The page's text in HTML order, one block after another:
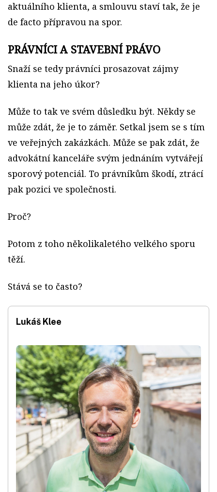
aktuálního klienta, a smlouvu staví tak, že je
de facto přípravou na spor.
PRÁVNÍCI A STAVEBNÍ PRÁVO
Snaží se tedy právníci prosazovat zájmy
klienta na jeho úkor?
Může to tak ve svém důsledku být. Někdy se
může zdát, že je to záměr. Setkal jsem se s tím
ve veřejných zakázkách. Může se pak zdát, že
advokátní kanceláře svým jednáním vytvářejí
sporový potenciál. To právníkům škodí, ztrácí
pak pozici ve společnosti.
Proč?
Potom z toho několikaletého velkého sporu
těží.
Stává se to často?
Lukáš Klee